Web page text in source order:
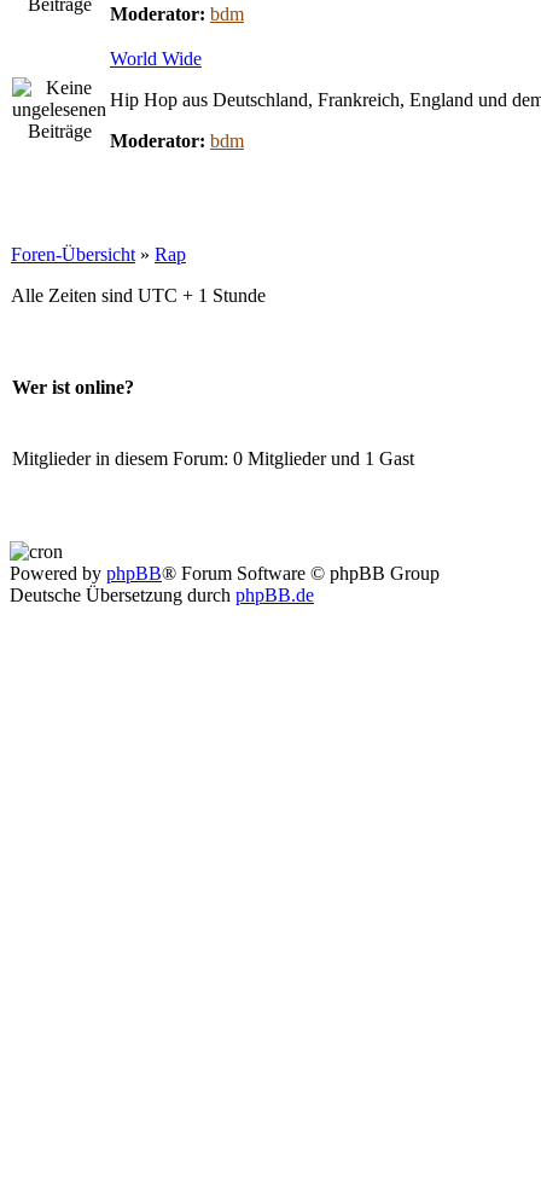
Moderator: bdm
World Wide
Hip Hop aus Deutschland, Frankreich, England und
Moderator: bdm
Foren-Übersicht » Rap
Alle Zeiten sind UTC + 1 Stunde
Wer ist online?
Mitglieder in diesem Forum: 0 Mitglieder und 1 Gast
Powered by phpBB® Forum Software © phpBB Group
Deutsche Übersetzung durch phpBB.de